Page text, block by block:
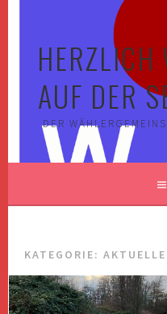
HERZLICH
AUF DER
DER
KATEGORIE: